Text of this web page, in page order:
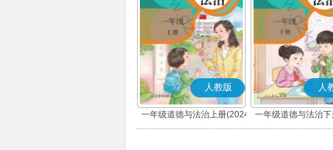
人教版
一年级道德与法治上册(2024
秋版)(部编版)
人
一年级道德与法治下
春版)(部编版